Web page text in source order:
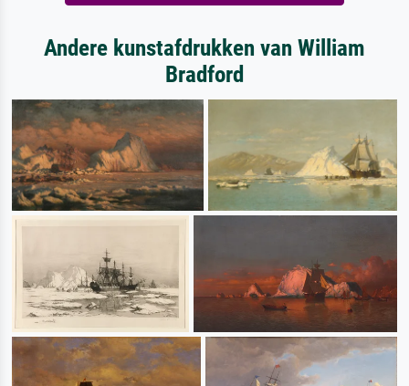
Andere kunstafdrukken van William
Bradford